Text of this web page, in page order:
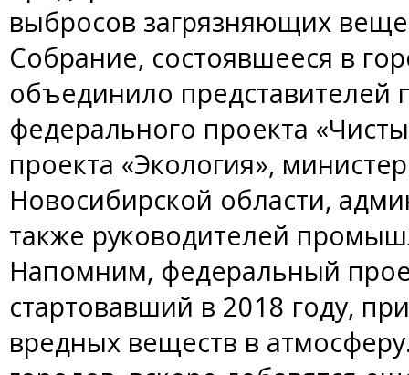
выбросов загрязняющих
Собрание, состоявшееся в
объединило представителей
федерального проекта
проекта «Экология»,
Новосибирской области,
также руководителей
Напомним, федеральный
стартовавший в 2018 году,
вредных веществ в